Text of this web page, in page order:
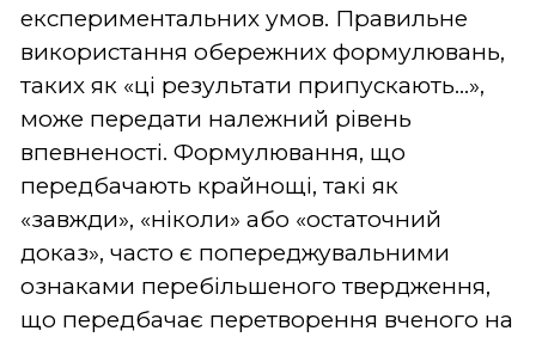
експериментальних умов. Правильне
використання обережних формулювань,
таких як «ці результати припускають...»,
може передати належний рівень
впевненості. Формулювання, що
передбачають крайнощі, такі як
«завжди», «ніколи» або «остаточний
доказ», часто є попереджувальними
ознаками перебільшеного твердження,
що передбачає перетворення вченого на